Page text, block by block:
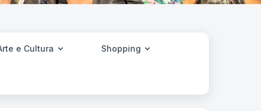
e Cultura Shopping